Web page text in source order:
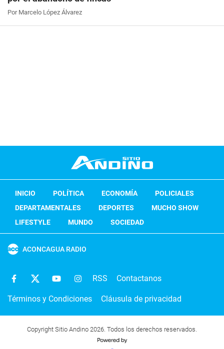
Por Marcelo López Álvarez
INICIO POLÍTICA ECONOMÍA
POLICIALES
DEPARTAMENTALES
DEPORTES
MUCHO SHOW
LIFESTYLE
MUNDO SOCIEDAD
ACONCAGUA RADIO
RSS Contactanos
Términos y Condiciones Cláusula de privacidad
Copyright Sitio Andino 2026. Todos los derechos reservados.